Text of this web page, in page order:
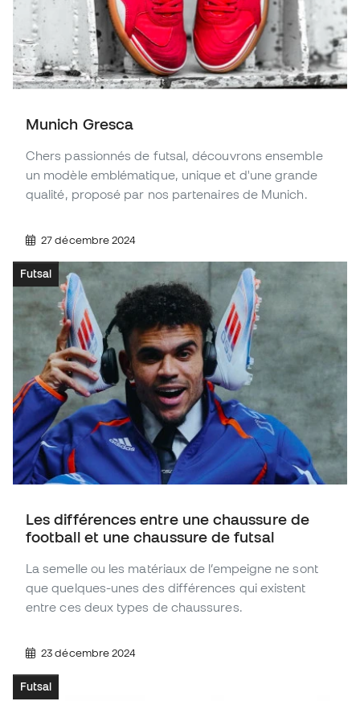
Munich Gresca
Chers passionnés de futsal, découvrons ensemble
un modèle emblématique, unique et d'une grande
qualité, proposé par nos partenaires de Munich.
27 décembre 2024
Futsal
Les différences entre une chaussure de
football et une chaussure de futsal
La semelle ou les matériaux de l’empeigne ne sont
que quelques-unes des différences qui existent
entre ces deux types de chaussures.
23 décembre 2024
Futsal